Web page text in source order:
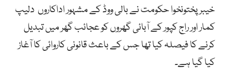
خیبر پختونخوا حکومت نے بالی ووڈ کے مشہور اداکاروں دلیپ
کمار اور راج کپور کے آبائی گھروں کو عجائب گھر میں تبدیل
کرنے کا فیصلہ کیا تھا جس کے باعث قانونی کاروائی کا آغاز
کیا گیا ہے۔